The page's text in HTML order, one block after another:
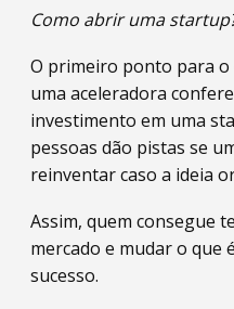
Como abrir uma
O primeiro ponto para
uma aceleradora
investimento em uma
pessoas dão pistas se
reinventar caso a ideia
Assim, quem consegue
mercado e mudar o que
sucesso.